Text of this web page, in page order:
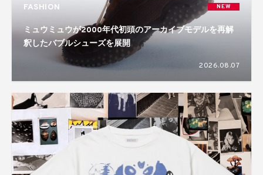
FASHION NEW
ミュウミュウが2000年代初頭のアーカイブモデルを再解
釈したバブルシューズを展開
2026.08.07